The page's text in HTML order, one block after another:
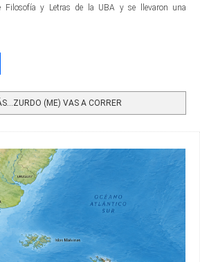
y Letras de la UBA y se llevaron una
(ME) VAS A CORRER